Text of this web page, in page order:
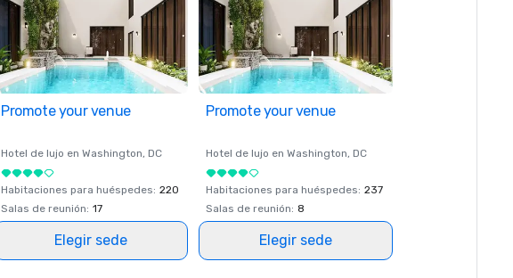
Promote your venue
Hotel de lujo en Washington, DC
Habitaciones para huéspedes: 220
Salas de reunión: 17
Elegir sede
Promote your venue
Hotel de lujo en Washington, DC
Habitaciones para huéspedes: 237
Salas de reunión: 8
Elegir sede